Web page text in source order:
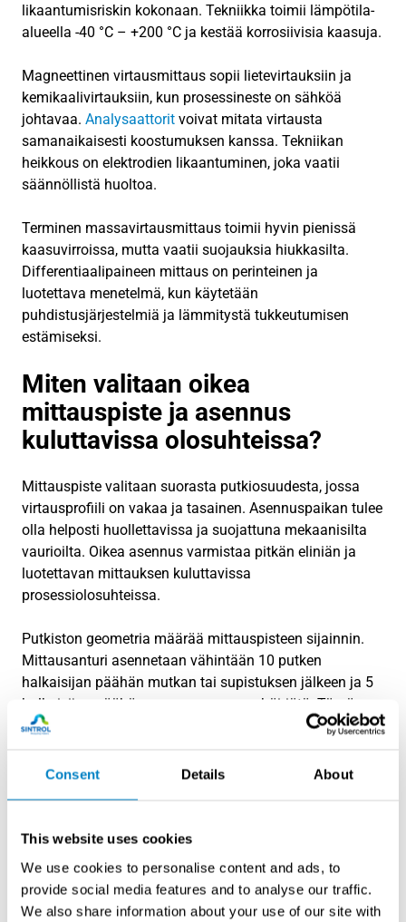
Consent Details About
This website uses cookies
We use cookies to personalise content and ads, to
provide social media features and to analyse our traffic.
We also share information about your use of our site with
likaantumisriskin kokonaan. Tekniikka toimii lämpötila-
alueella -40 °C – +200 °C ja kestää korrosiivisia kaasuja.
Magneettinen virtausmittaus sopii lietevirtauksiin ja
kemikaalivirtauksiin, kun prosessineste on sähköä
johtavaa. Analysaattorit voivat mitata virtausta
samanaikaisesti koostumuksen kanssa. Tekniikan
heikkous on elektrodien likaantuminen, joka vaatii
säännöllistä huoltoa.
Terminen massavirtausmittaus toimii hyvin pienissä
kaasuvirroissa, mutta vaatii suojauksia hiukkasilta.
Differentiaalipaineen mittaus on perinteinen ja
luotettava menetelmä, kun käytetään
puhdistusjärjestelmiä ja lämmitystä tukkeutumisen
estämiseksi.
Miten valitaan oikea
mittauspiste ja asennus
kuluttavissa olosuhteissa?
Mittauspiste valitaan suorasta putkiosuudesta, jossa
virtausprofiili on vakaa ja tasainen. Asennuspaikan tulee
olla helposti huollettavissa ja suojattuna mekaanisilta
vaurioilta. Oikea asennus varmistaa pitkän eliniän ja
luotettavan mittauksen kuluttavissa
prosessiolosuhteissa.
Putkiston geometria määrää mittauspisteen sijainnin.
Mittausanturi asennetaan vähintään 10 putken
halkaisijan päähän mutkan tai supistuksen jälkeen ja 5
halkaisijan päähän ennen seuraavaa häiriötä. Tämä
varmistaa vakaan virtausprofiilin mittauskohdassa.
Suojausratkaisut ovat välttämättömiä kuluttavissa
muodostumisen. Suojaputket ja -kotelot suojaavat
Huollettavuus on suunniteltava etukäteen. Mittauspiste